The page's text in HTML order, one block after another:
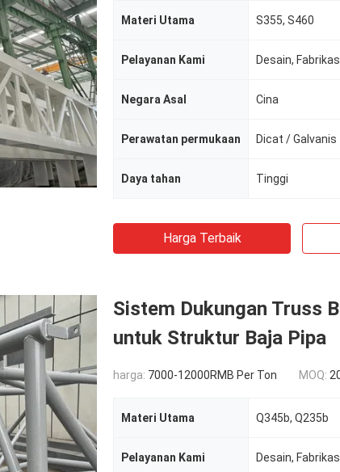
Materi Utama S355, S460
Pelayanan Kami Desain,
Negara Asal Cina
Perawatan permukaan Dicat / Galvanis
Daya tahan Tinggi
Harga Terbaik
Sistem Dukungan Truss
untuk Struktur Baja Pipa
harga: 7000-12000RMB Per Ton MOQ:
Materi Utama Q345b, Q235b
Pelayanan Kami Desain,